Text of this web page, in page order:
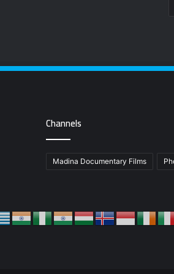
Channels
Madina Documentary Films